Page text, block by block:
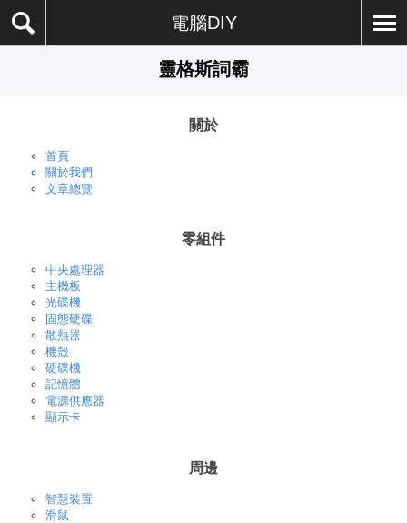
電腦DIY
靈格斯詞霸
關於
首頁
關於我們
文章總覽
零組件
中央處理器
主機板
光碟機
固態硬碟
散熱器
機殼
硬碟機
記憶體
電源供應器
顯示卡
周邊
智慧裝置
滑鼠